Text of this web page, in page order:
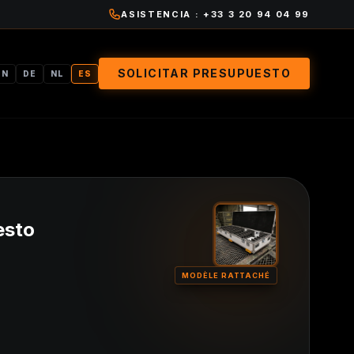
ASISTENCIA : +33 3 20 94 04 99
DE NL ES SOLICITAR PRESUPUESTO
MODÈLE RATTACHÉ